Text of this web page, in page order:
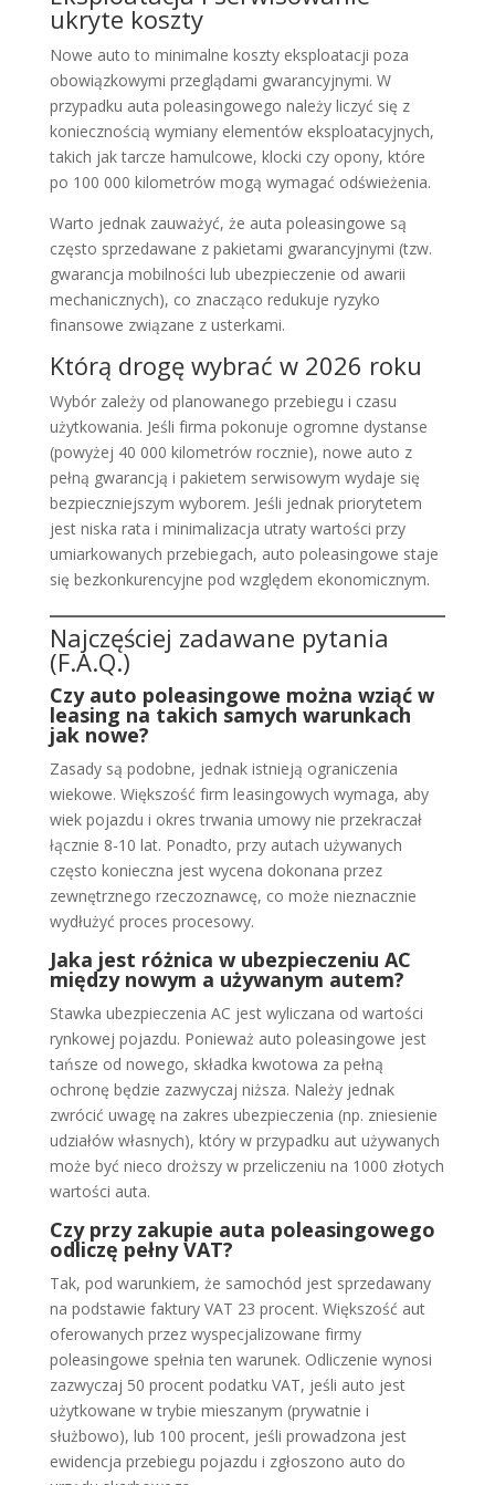
ukryte koszty
Nowe auto to minimalne koszty eksploatacji poza
obowiązkowymi przeglądami gwarancyjnymi. W
przypadku auta poleasingowego należy liczyć się z
koniecznością wymiany elementów eksploatacyjnych,
takich jak tarcze hamulcowe, klocki czy opony, które
po 100 000 kilometrów mogą wymagać odświeżenia.
Warto jednak zauważyć, że auta poleasingowe są
często sprzedawane z pakietami gwarancyjnymi (tzw.
gwarancja mobilności lub ubezpieczenie od awarii
mechanicznych), co znacząco redukuje ryzyko
finansowe związane z usterkami.
Którą drogę wybrać w 2026 roku
Wybór zależy od planowanego przebiegu i czasu
użytkowania. Jeśli firma pokonuje ogromne dystanse
(powyżej 40 000 kilometrów rocznie), nowe auto z
pełną gwarancją i pakietem serwisowym wydaje się
bezpieczniejszym wyborem. Jeśli jednak priorytetem
jest niska rata i minimalizacja utraty wartości przy
umiarkowanych przebiegach, auto poleasingowe staje
się bezkonkurencyjne pod względem ekonomicznym.
Najczęściej zadawane pytania
(F.A.Q.)
Czy auto poleasingowe można wziąć w
leasing na takich samych warunkach
jak nowe?
Zasady są podobne, jednak istnieją ograniczenia
wiekowe. Większość firm leasingowych wymaga, aby
wiek pojazdu i okres trwania umowy nie przekraczał
łącznie 8-10 lat. Ponadto, przy autach używanych
często konieczna jest wycena dokonana przez
zewnętrznego rzeczoznawcę, co może nieznacznie
wydłużyć proces procesowy.
Jaka jest różnica w ubezpieczeniu AC
między nowym a używanym autem?
Stawka ubezpieczenia AC jest wyliczana od wartości
rynkowej pojazdu. Ponieważ auto poleasingowe jest
tańsze od nowego, składka kwotowa za pełną
ochronę będzie zazwyczaj niższa. Należy jednak
zwrócić uwagę na zakres ubezpieczenia (np. zniesienie
udziałów własnych), który w przypadku aut używanych
może być nieco droższy w przeliczeniu na 1000 złotych
wartości auta.
Czy przy zakupie auta poleasingowego
odliczę pełny VAT?
Tak, pod warunkiem, że samochód jest sprzedawany
na podstawie faktury VAT 23 procent. Większość aut
oferowanych przez wyspecjalizowane firmy
poleasingowe spełnia ten warunek. Odliczenie wynosi
zazwyczaj 50 procent podatku VAT, jeśli auto jest
użytkowane w trybie mieszanym (prywatnie i
służbowo), lub 100 procent, jeśli prowadzona jest
ewidencja przebiegu pojazdu i zgłoszono auto do